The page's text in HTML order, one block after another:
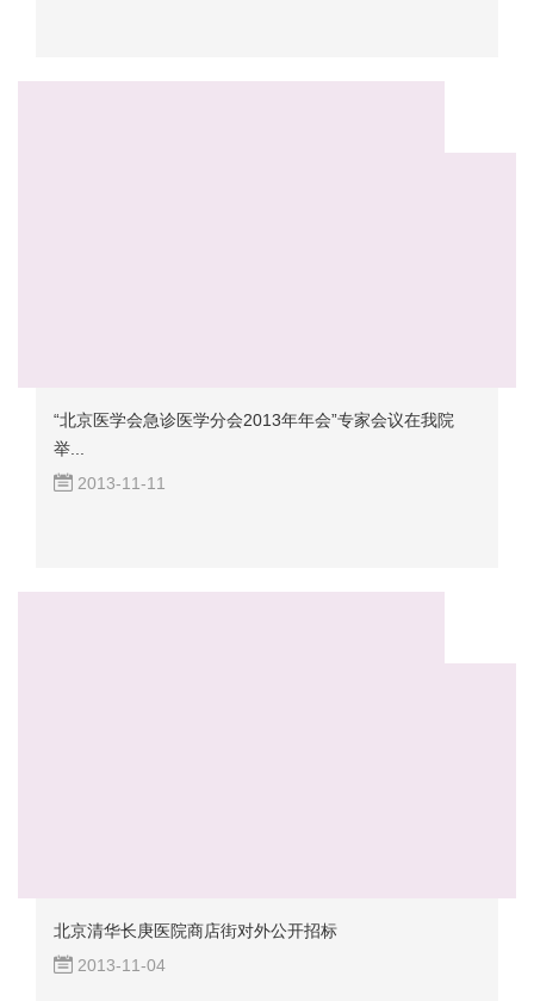
“北京医学会急诊医学分会2013年年会”专家会议在我院
举...
2013-11-11
北京清华长庚医院商店街对外公开招标
2013-11-04